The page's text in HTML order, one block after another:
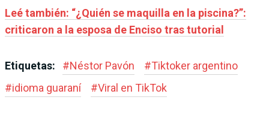
Leé también: “¿Quién se maquilla en la piscina?”:
criticaron a la esposa de Enciso tras tutorial
Etiquetas: #Néstor Pavón #Tiktoker argentino
#idioma guaraní #Viral en TikTok